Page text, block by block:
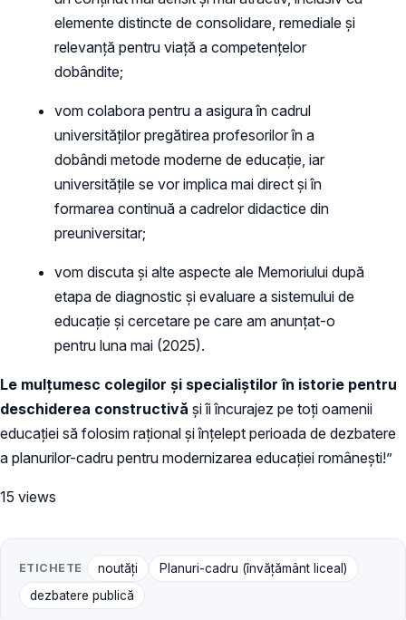
elemente distincte de consolidare, remediale și
relevanță pentru viață a competențelor
dobândite;
vom colabora pentru a asigura în cadrul
universităților pregătirea profesorilor în a
dobândi metode moderne de educație, iar
universitățile se vor implica mai direct și în
formarea continuă a cadrelor didactice din
preuniversitar;
vom discuta și alte aspecte ale Memoriului după
etapa de diagnostic și evaluare a sistemului de
educație și cercetare pe care am anunțat-o
pentru luna mai (2025).
Le mulțumesc colegilor și specialiștilor în istorie pentru
deschiderea constructivă și îi încurajez pe toți oamenii
educației să folosim rațional și înțelept perioada de dezbatere
a planurilor-cadru pentru modernizarea educației românești!”
15 views
ETICHETE noutăți
Planuri-cadru (învățământ liceal)
dezbatere publică